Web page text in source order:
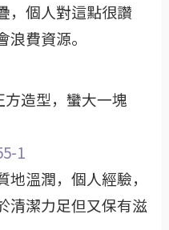
，個人對這點很讚
費資源。
方造型，蠻大一塊
溫潤，個人經驗，
清潔力足但又保有滋